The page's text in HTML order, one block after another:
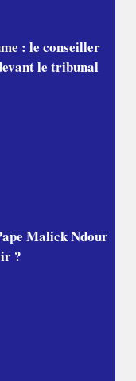
: le conseiller
le tribunal
Malick Ndour
?